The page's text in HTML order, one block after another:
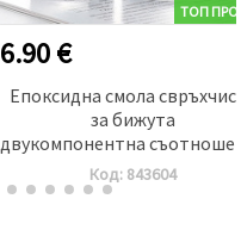
ТОП
6.90 €
Епоксидна смола
за бижута
двукомпонентна
3/1 (А-75 грама/В-25
клас ААА -100 грама
Код: 843604